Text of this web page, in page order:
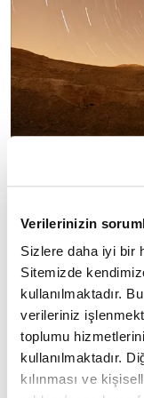
Verilerinizin
Sizlere daha iyi bir
Sitemizde
kullanılmaktadır.
verileriniz
toplumu
kullanılmaktadır.
kılınması ve
Konya'nın
batısında
Obruğunda,
Roma dönemine
oyma yapıları,
karstik
görüntü